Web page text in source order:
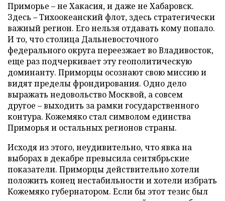
Приморье – не Хакасия, и даже не Хабаровск.
Здесь – Тихоокеанский флот, здесь стратегически
важный регион. Его нельзя отдавать кому попало.
И то, что столица Дальневосточного
федерального округа переезжает во Владивосток,
еще раз подчеркивает эту геополитическую
доминанту. Приморцы осознают свою миссию и
видят пределы фрондирования. Одно дело
выражать недовольство Москвой, а совсем
другое – выходить за рамки государственного
контура. Кожемяко стал символом единства
Приморья и остальных регионов страны.
Исходя из этого, неудивительно, что явка на
выборах в декабре превысила сентябрьские
показатели. Приморцы действительно хотели
положить конец нестабильности и хотели избрать
Кожемяко губернатором. Если бы этот тезис был